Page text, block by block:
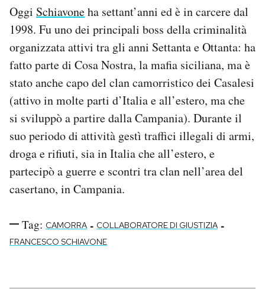
Oggi Schiavoneha settant’anni ed è in carcere dal
1998. Fu uno dei principali boss della criminalità
organizzata attivi tra gli anni Settanta e Ottanta: ha
fatto parte di Cosa Nostra, la mafia siciliana, ma è
stato anche capo del clan camorristico dei Casalesi
(attivo in molte parti d’Italia e all’estero, ma che
si sviluppò a partire dalla Campania). Durante il
suo periodo di attività gestì traffici illegali di armi,
droga e rifiuti, sia in Italia che all’estero, e
partecipò a guerre e scontri tra clan nell’area del
casertano, in Campania.
Tag: CAMORRA - COLLABORATORE DI GIUSTIZIA -
FRANCESCO SCHIAVONE